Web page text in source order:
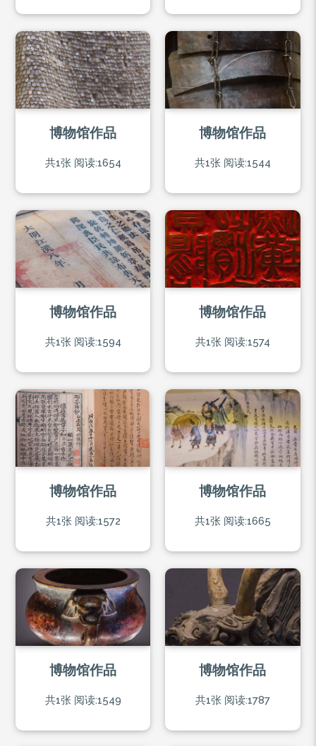
博物馆作品
共1张 阅读:1654
博物馆作品
共1张 阅读:1544
博物馆作品
共1张 阅读:1594
博物馆作品
共1张 阅读:1574
博物馆作品
共1张 阅读:1572
博物馆作品
共1张 阅读:1665
博物馆作品
共1张 阅读:1549
博物馆作品
共1张 阅读:1787